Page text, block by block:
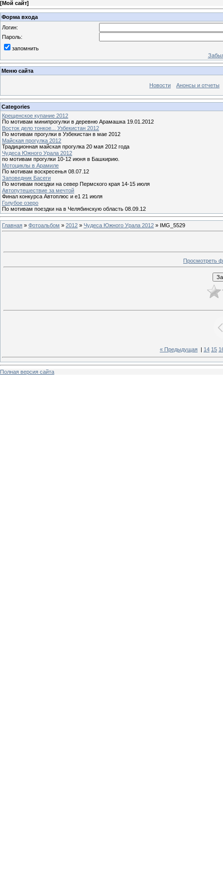
[Мой сайт]
Форма входа
Логин:
Пароль:
запомнить
Меню сайта
Новости Анонсы и отчеты
Categories
Крещенское купание 2012
По мотивам минипрогулки в деревню Арамашка 19.01.2012
Восток дело тонкое... Узбекистан 2012
По мотивам прогулки в Узбекистан в мае 2012
Майская прогулка 2012
Традиционная майская прогулка 20 мая 2012 года
Чудеса Южного Урала 2012
по мотивам прогулки 10-12 июня в Башкирию.
Мотоциклы в Арамиле
По мотивам воскресенья 08.07.12
Заповедник Басеги
По мотивам поездки на север Пермского края 14-15 июля
Автопутешествие за мечтой
Финал конкурса Автоплюс и е1 21 июля
Голубое озеро
По мотивам поездки на в Челябинскую область 08.09.12
Главная » Фотоальбом » 2012 » Чудеса Южного Урала 2012 » IMG_5529
Просмотреть
« Предыдущая 14 15
Полная версия сайта